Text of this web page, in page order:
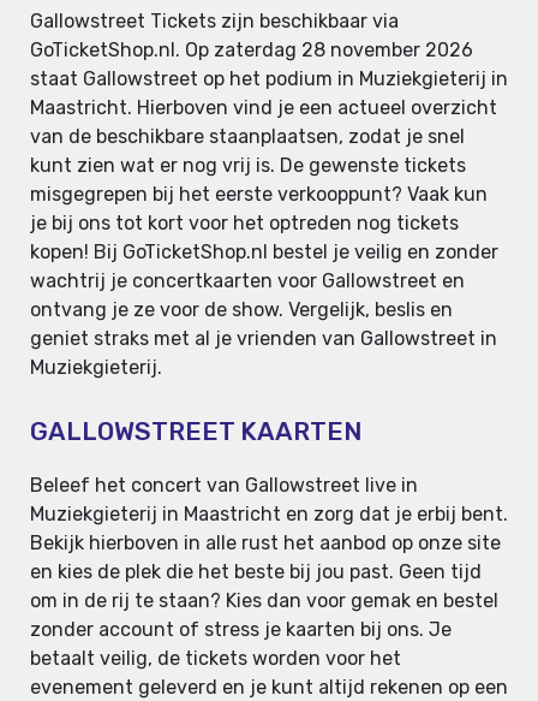
Gallowstreet Tickets zijn beschikbaar via
GoTicketShop.nl. Op zaterdag 28 november 2026
staat Gallowstreet op het podium in Muziekgieterij in
Maastricht. Hierboven vind je een actueel overzicht
van de beschikbare staanplaatsen, zodat je snel
kunt zien wat er nog vrij is. De gewenste tickets
misgegrepen bij het eerste verkooppunt? Vaak kun
je bij ons tot kort voor het optreden nog tickets
kopen! Bij GoTicketShop.nl bestel je veilig en zonder
wachtrij je concertkaarten voor Gallowstreet en
ontvang je ze voor de show. Vergelijk, beslis en
geniet straks met al je vrienden van Gallowstreet in
Muziekgieterij.
GALLOWSTREET KAARTEN
Beleef het concert van Gallowstreet live in
Muziekgieterij in Maastricht en zorg dat je erbij bent.
Bekijk hierboven in alle rust het aanbod op onze site
en kies de plek die het beste bij jou past. Geen tijd
om in de rij te staan? Kies dan voor gemak en bestel
zonder account of stress je kaarten bij ons. Je
betaalt veilig, de tickets worden voor het
evenement geleverd en je kunt altijd rekenen op een